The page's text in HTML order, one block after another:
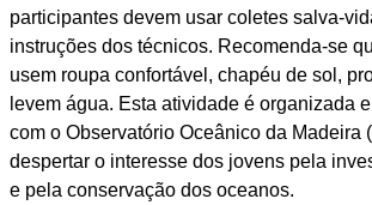
participantes devem usar coletes salva-
instruções dos técnicos. Recomenda-se
usem roupa confortável, chapéu de sol,
levem água. Esta atividade é organizada
com o Observatório Oceânico da Madeira
despertar o interesse dos jovens pela
e pela conservação dos oceanos.